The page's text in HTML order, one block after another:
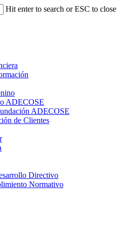
Hit enter to search or ESC to close
ADECOSE
ADECOSE
de Clientes
Directivo
Normativo